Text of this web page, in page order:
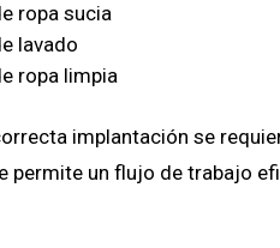
ropa sucia
lavado
ropa limpia
implantación se
permite un flujo de trabajo